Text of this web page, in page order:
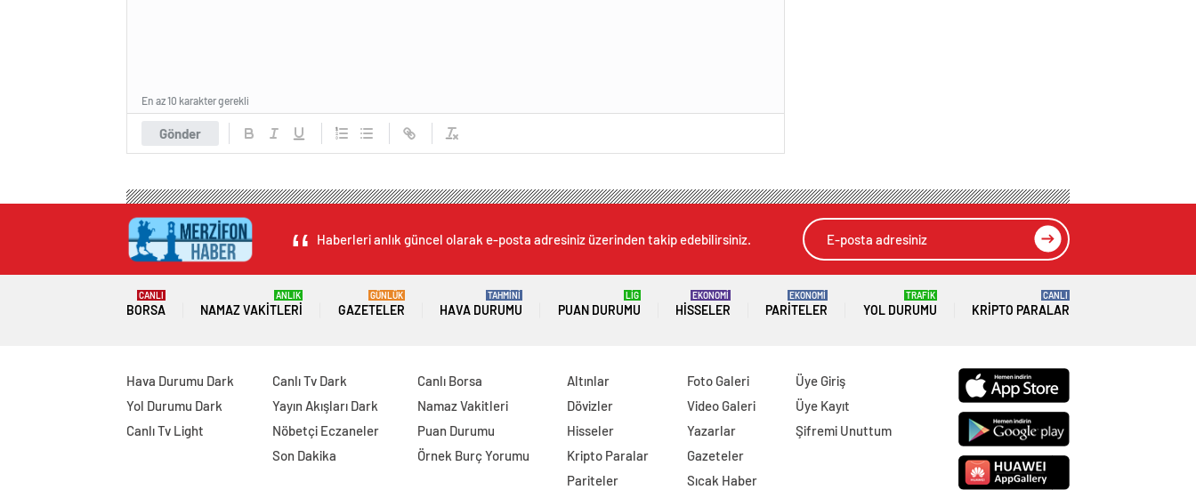
Gönder
En az 10 karakter gerekli
Haberleri anlık güncel olarak e-posta adresiniz üzerinden takip edebilirsiniz.
BORSA
CANLI
NAMAZ VAKITLERI
ANLIK
GAZETELER
GÜNLÜK
HAVA DURUMU
TAHMİNİ
PUAN DURUMU
LİG
HISSELER
EKONOMİ
PARITELER
EKONOMİ
YOL DURUMU
TRAFİK
KRIPTO PARALAR
CANLI
Hava Durumu Dark
Yol Durumu Dark
Canlı Tv Light
Canlı Tv Dark
Yayın Akışları Dark
Nöbetçi Eczaneler
Son Dakika
Canlı Borsa
Namaz Vakitleri
Puan Durumu
Örnek Burç Yorumu
Altınlar
Dövizler
Hisseler
Kripto Paralar
Pariteler
Foto Galeri
Video Galeri
Yazarlar
Gazeteler
Sıcak Haber
Üye Giriş
Üye Kayıt
Şifremi Unuttum